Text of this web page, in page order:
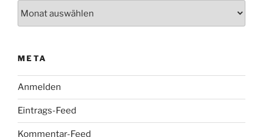
META
Anmelden
Eintrags-Feed
Kommentar-Feed